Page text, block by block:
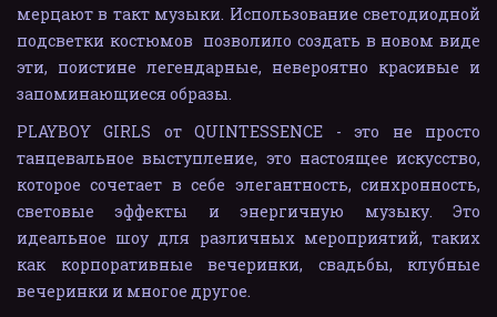
мерцают в такт музыки. Использование светодиодной
подсветки костюмов позволило создать в новом виде
эти, поистине легендарные, невероятно красивые и
запоминающиеся образы.
PLAYBOY GIRLS от QUINTESSENCE - это не просто
танцевальное выступление, это настоящее искусство,
которое сочетает в себе элегантность, синхронность,
световые эффекты и энергичную музыку. Это
идеальное шоу для различных мероприятий, таких
как корпоративные вечеринки, свадьбы, клубные
вечеринки и многое другое.